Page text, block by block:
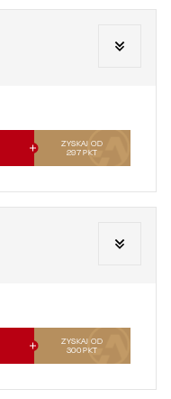
ZYSKAJ OD
297PKT
ZYSKAJ OD
300PKT